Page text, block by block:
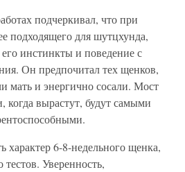
подчеркивал, что при
подходящего для шутцхунда,
инстинкты и поведение с
Он предпочитал тех щенков,
мать и энергично сосали. Мост
когда вырастут, будут самыми
характер 6-8-недельного щенка,
Уверенность,